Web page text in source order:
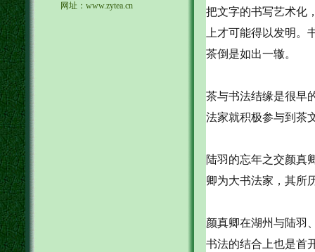
网址：www.zytea.cn
把文字的书写艺术化
上才可能得以发明
茶倒是如出一辙。
茶与书法结缘是很早
法家就积极参与到茶
陆羽的忘年之交颜真
卿为大书法家，其所
颜真卿在湖州与陆羽
书法的结合上也是首